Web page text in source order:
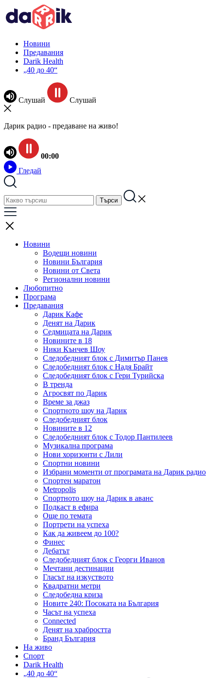
Новини
Предавания
Darik Health
„40 до 40“
Слушай Слушай
Дарик радио - предаване на живо!
00:00
Гледай
Новини
Водещи новини
Новини България
Новини от Света
Регионални новини
Любопитно
Програма
Предавания
Дарик Кафе
Денят на Дарик
Седмицата на Дарик
Новините в 18
Ники Кънчев Шоу
Следобедният блок с Димитър Панев
Следобедният блок с Надя Брайт
Следобедният блок с Гери Турийска
В тренда
Агросвят по Дарик
Време за джаз
Спортното шоу на Дарик
Следобедният блок
Новините в 12
Следобедният блок с Тодор Пантилеев
Музикална програма
Нови хоризонти с Лили
Спортни новини
Избрани моменти от програмата на Дарик радио
Спортен маратон
Metropolis
Спортното шоу на Дарик в аванс
Подкаст в ефира
Още по темата
Портрети на успеха
Как да живеем до 100?
Финес
Дебатът
Следобедният блок с Георги Иванов
Мечтани дестинации
Гласът на изкуството
Квадратни метри
Следобедна криза
Новите 240: Посоката на България
Часът на успеха
Connected
Денят на храбростта
Бранд България
На живо
Спорт
Darik Health
„40 до 40“